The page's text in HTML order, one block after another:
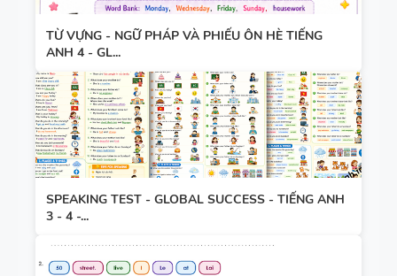
TỪ VỰNG - NGỮ PHÁP VÀ PHIẾU ÔN HÈ TIẾNG
ANH 4 - GL...
SPEAKING TEST - GLOBAL SUCCESS - TIẾNG ANH
3 - 4 -...